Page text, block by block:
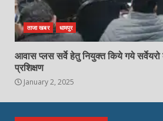
ताजा खबर धामपुर
आवास प्लस सर्वे हेतु नियुक्त किये गये सर्वेयरो
प्रशिक्षण
January 2, 2025